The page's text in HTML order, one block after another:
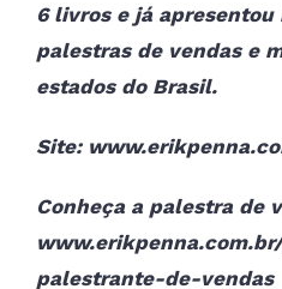
6 livros e já apresentou
palestras de vendas e
estados do Brasil.
Site:
Conheça a palestra de
palestrante-de-vendas